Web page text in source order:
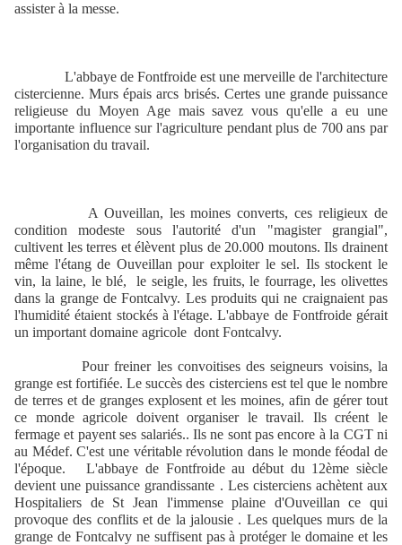
assister à la messe.
L'abbaye de Fontfroide est une merveille de l'architecture
cistercienne. Murs épais arcs brisés. Certes une grande puissance
religieuse du Moyen Age mais savez vous qu'elle a eu une
importante influence sur l'agriculture pendant plus de 700 ans par
l'organisation du travail.
A Ouveillan, les moines converts, ces religieux de
condition modeste sous l'autorité d'un "magister grangial",
cultivent les terres et élèvent plus de 20.000 moutons. Ils drainent
même l'étang de Ouveillan pour exploiter le sel. Ils stockent le
vin, la laine, le blé,
le seigle, les fruits, le fourrage, les olivettes
dans la grange de Fontcalvy. Les produits qui ne craignaient pas
l'humidité étaient stockés à l'étage. L'abbaye de Fontfroide gérait
un important domaine agricole dont Fontcalvy.
Pour freiner les convoitises des seigneurs voisins, la
grange est fortifiée. Le succès des cisterciens est tel que le nombre
de terres et de granges explosent et les moines, afin de gérer tout
ce monde agricole doivent organiser le travail. Ils créent le
fermage et payent ses salariés.. Ils ne sont pas encore à la CGT ni
au Médef. C'est une véritable révolution dans le monde féodal de
l'époque.
L'abbaye de Fontfroide au début du 12ème siècle
devient une puissance grandissante . Les cisterciens achètent aux
Hospitaliers de St Jean l'immense plaine d'Ouveillan ce qui
provoque des conflits et de la jalousie . Les quelques murs de la
grange de Fontcalvy ne suffisent pas à protéger le domaine et les